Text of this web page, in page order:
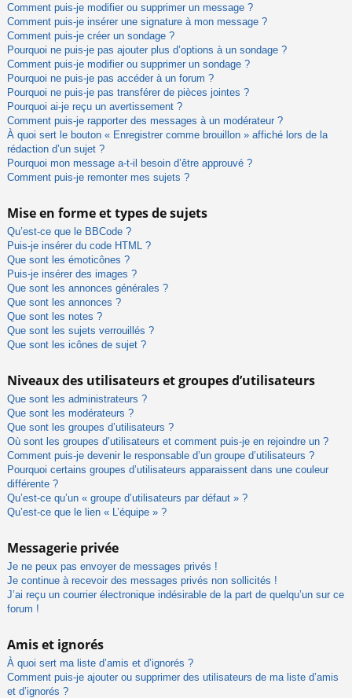
Comment puis-je modifier ou supprimer un message ?
Comment puis-je insérer une signature à mon message ?
Comment puis-je créer un sondage ?
Pourquoi ne puis-je pas ajouter plus d’options à un sondage ?
Comment puis-je modifier ou supprimer un sondage ?
Pourquoi ne puis-je pas accéder à un forum ?
Pourquoi ne puis-je pas transférer de pièces jointes ?
Pourquoi ai-je reçu un avertissement ?
Comment puis-je rapporter des messages à un modérateur ?
À quoi sert le bouton « Enregistrer comme brouillon » affiché lors de la
rédaction d’un sujet ?
Pourquoi mon message a-t-il besoin d’être approuvé ?
Comment puis-je remonter mes sujets ?
Mise en forme et types de sujets
Qu’est-ce que le BBCode ?
Puis-je insérer du code HTML ?
Que sont les émoticônes ?
Puis-je insérer des images ?
Que sont les annonces générales ?
Que sont les annonces ?
Que sont les notes ?
Que sont les sujets verrouillés ?
Que sont les icônes de sujet ?
Niveaux des utilisateurs et groupes d’utilisateurs
Que sont les administrateurs ?
Que sont les modérateurs ?
Que sont les groupes d’utilisateurs ?
Où sont les groupes d’utilisateurs et comment puis-je en rejoindre un ?
Comment puis-je devenir le responsable d’un groupe d’utilisateurs ?
Pourquoi certains groupes d’utilisateurs apparaissent dans une couleur
différente ?
Qu’est-ce qu’un « groupe d’utilisateurs par défaut » ?
Qu’est-ce que le lien « L’équipe » ?
Messagerie privée
Je ne peux pas envoyer de messages privés !
Je continue à recevoir des messages privés non sollicités !
J’ai reçu un courrier électronique indésirable de la part de quelqu’un sur ce
forum !
Amis et ignorés
À quoi sert ma liste d’amis et d’ignorés ?
Comment puis-je ajouter ou supprimer des utilisateurs de ma liste d’amis
et d’ignorés ?